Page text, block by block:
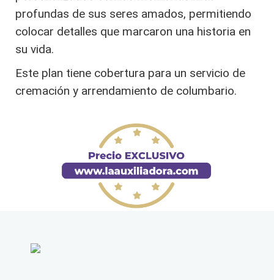
profundas de sus seres amados, permitiendo
colocar detalles que marcaron una historia en
su vida.
Este plan tiene cobertura para un servicio de
cremación y arrendamiento de columbario.